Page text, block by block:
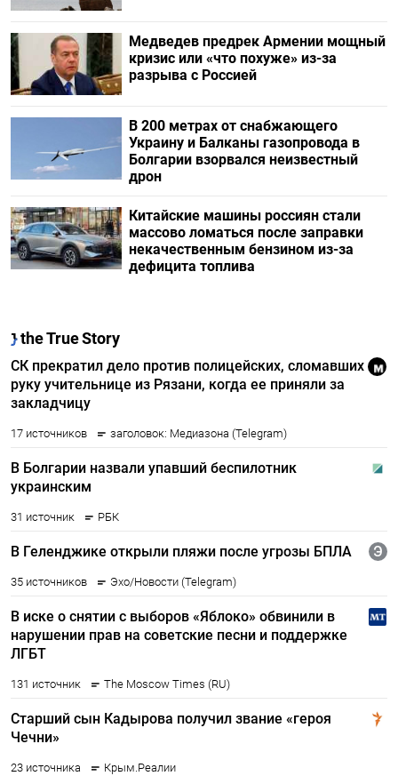
Медведев предрек Армении мощный
кризис или «что похуже» из-за
разрыва с Россией
В 200 метрах от снабжающего
Украину и Балканы газопровода в
Болгарии взорвался неизвестный
дрон
Китайские машины россиян стали
массово ломаться после заправки
некачественным бензином из-за
дефицита топлива